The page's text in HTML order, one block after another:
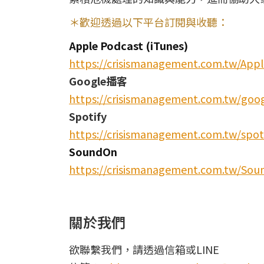
＊歡迎透過以下平台訂閱與收聽：
Apple Podcast (iTunes)
https://crisismanagement.com.tw/
Google播客
https://crisismanagement.com.tw/
Spotify
https://crisismanagement.com.tw/
SoundOn
https://crisismanagement.com.tw/
關於我們
欲聯繫我們，請透過信箱或LINE